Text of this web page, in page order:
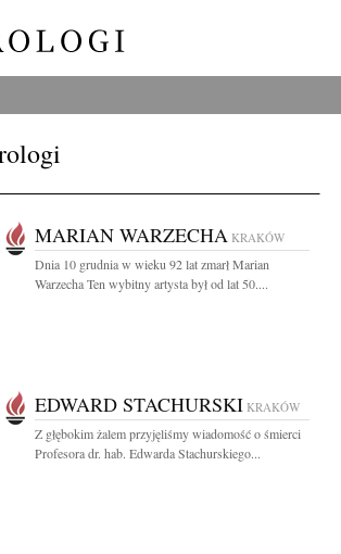
MARIAN WARZECHA KRAKÓW
Dnia 10 grudnia w wieku 92 lat zmarł Marian
Warzecha Ten wybitny artysta był od lat 50....
EDWARD STACHURSKI KRAKÓW
Z głębokim żalem przyjęliśmy wiadomość o śmierci
Profesora dr. hab. Edwarda Stachurskiego...